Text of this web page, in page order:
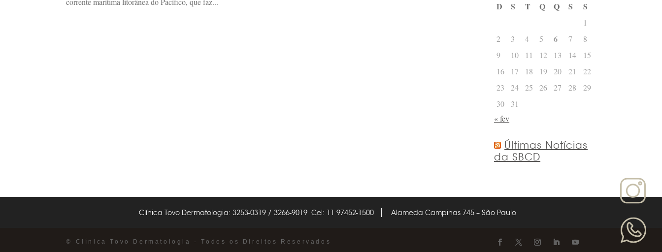
D S T Q Q S S
1
2
3 4 5 6 7
8
9
10 11 12 13 14
15
16
17 18 19 20 21
22
23
24 25 26 27 28
29
30
31
« fev
Últimas Notícias
da SBCD
Clínica Tovo Dermatologia: 3253-0319 / 3266-9019 Cel: 11 97452-1500 Alameda Campinas 745 – São Paulo
© Clínica Tovo Dermatologia - Todos os Direitos Reservados